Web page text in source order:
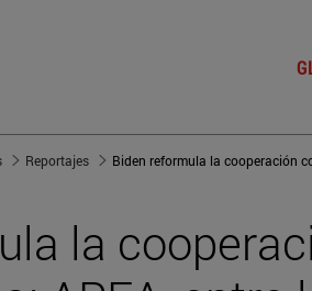
Reportajes
la